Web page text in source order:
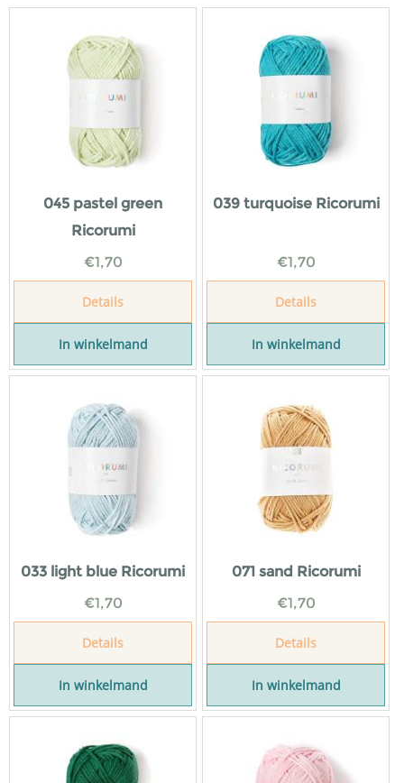
045 pastel green
Ricorumi
€1,70
Details
In winkelmand
039 turquoise Ricorumi
€1,70
Details
In winkelmand
033 light blue Ricorumi
€1,70
Details
In winkelmand
071 sand Ricorumi
€1,70
Details
In winkelmand